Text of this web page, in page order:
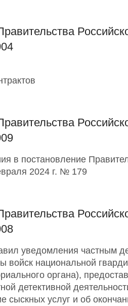
в постановление
2024 г. № 179
уведомления частным
войск национальной
органа),
детективной
сыскных услуг и об